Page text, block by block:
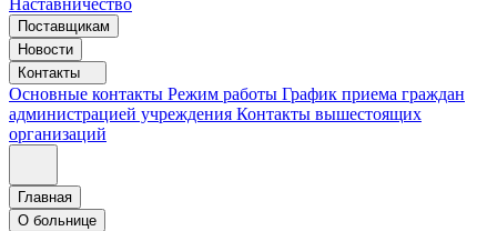
Наставничество
Поставщикам
Новости
Контакты
Основные контакты Режим работы График приема граждан
администрацией учреждения Контакты вышестоящих
организаций
Главная
О больнице